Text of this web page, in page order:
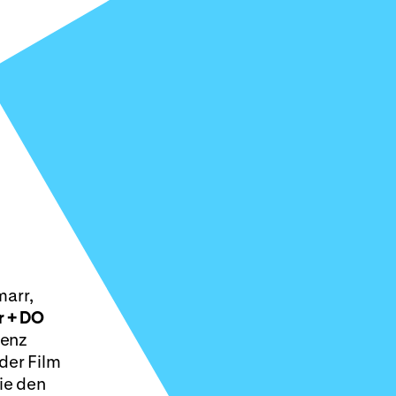
+ DO
Film
den